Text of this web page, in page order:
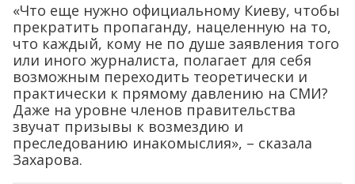
«Что еще нужно официальному Киеву, чтобы
прекратить пропаганду, нацеленную на то,
что каждый, кому не по душе заявления того
или иного журналиста, полагает для себя
возможным переходить теоретически и
практически к прямому давлению на СМИ?
Даже на уровне членов правительства
звучат призывы к возмездию и
преследованию инакомыслия», – сказала
Захарова.